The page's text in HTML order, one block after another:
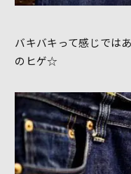
バキバキって感じでは
のヒゲ☆